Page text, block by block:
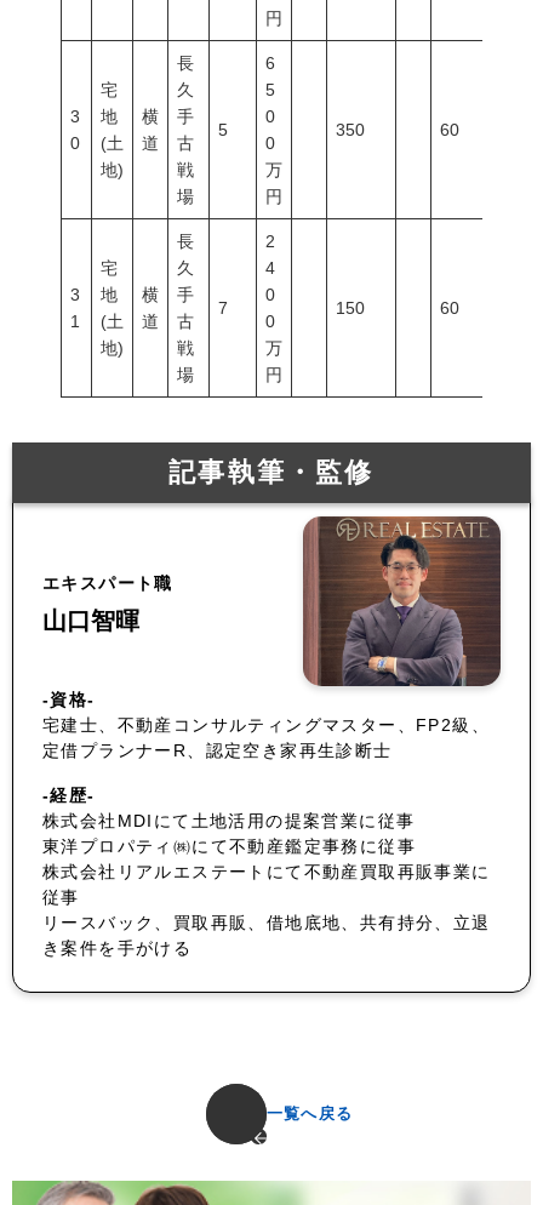
円
3
0
宅
地
(土
地)
横
道
長
久
手
古
戦
場
5
6
5
0
0
万
円
350 60
3
1
宅
地
(土
地)
横
道
長
久
手
古
戦
場
7
2
4
0
0
万
円
150 60
記事執筆・監修
エキスパート職
山口智暉
-資格-
宅建士、不動産コンサルティングマスター、FP2級、
定借プランナーR、認定空き家再生診断士
-経歴-
株式会社MDIにて土地活用の提案営業に従事
東洋プロパティ㈱にて不動産鑑定事務に従事
株式会社リアルエステートにて不動産買取再販事業に
従事
リースバック、買取再販、借地底地、共有持分、立退
き案件を手がける
一覧へ戻る